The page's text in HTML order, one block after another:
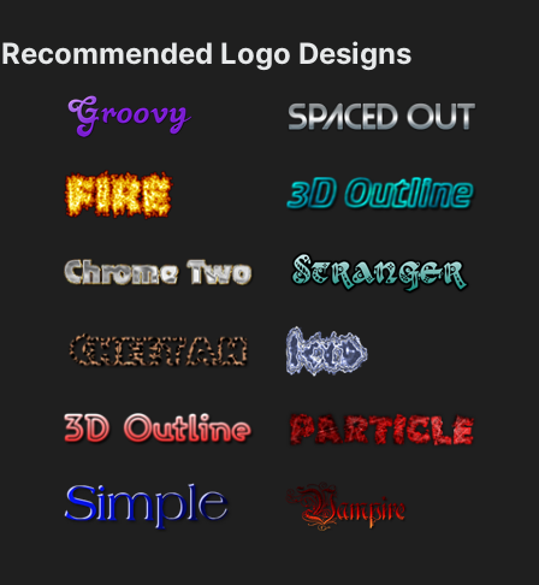
Recommended Logo Designs